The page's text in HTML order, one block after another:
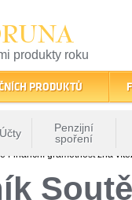
produkty roku
na finančním trhu
PRODUKTŮ
Účty
Penzijní
spoření
Finanční gramotnost zná